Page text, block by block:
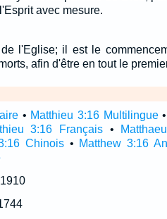
avec mesure.
l'Eglise; il est le
afin d'être en tout le
• Matthieu 3:16 Multilingue•
3:16 Français•
Chinois• Matthew 3:16